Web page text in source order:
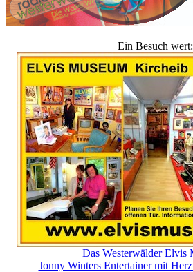
Ein Besuch wert:
Das Westerwälder Elvis
Jonny Winters Entertainer mit